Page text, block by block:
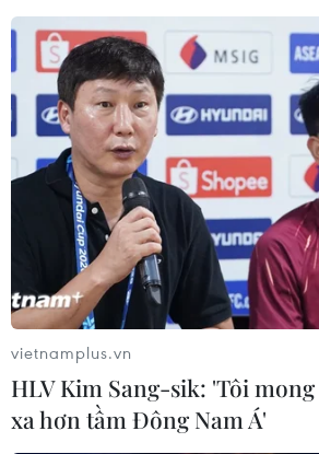
vietnamplus.vn
HLV Kim Sang-sik: 'Tôi
xa hơn tầm Đông Nam Á'